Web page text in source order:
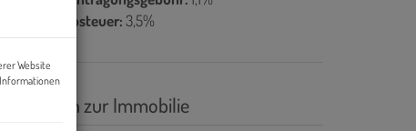
Grunderwerbsteuer:3,5%
Basisdaten zur Immobilie
Website